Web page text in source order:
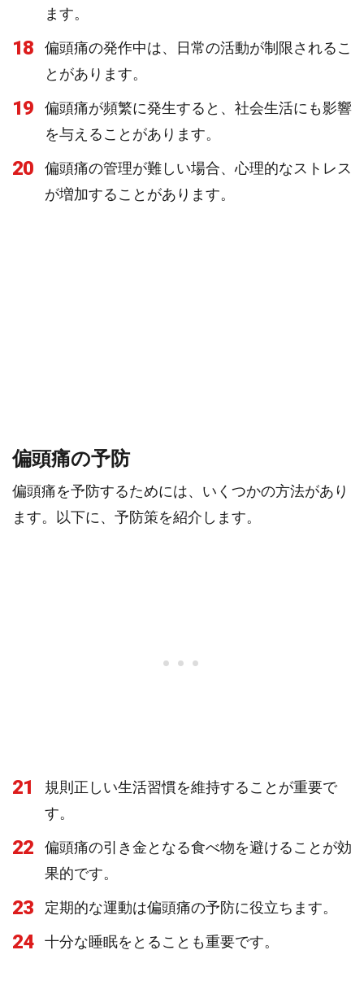
ます。
18
偏頭痛の発作中は、日常の活動が制限されるこ
とがあります。
19
偏頭痛が頻繁に発生すると、社会生活にも影響
を与えることがあります。
20
偏頭痛の管理が難しい場合、心理的なストレス
が増加することがあります。
偏頭痛の予防
偏頭痛を予防するためには、いくつかの方法があり
ます。以下に、予防策を紹介します。
21
規則正しい生活習慣を維持することが重要で
す。
22
偏頭痛の引き金となる食べ物を避けることが効
果的です。
23 定期的な運動は偏頭痛の予防に役立ちます。
24 十分な睡眠をとることも重要です。